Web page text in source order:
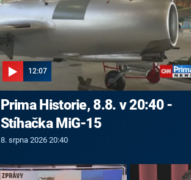
12:07
Prima Historie, 8.8. v 20:40 -
Stíhačka MiG-15
8. srpna 2026 20:40